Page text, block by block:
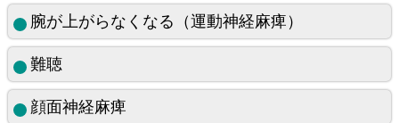
腕が上がらなくなる（運動神経麻痺）
難聴
顔面神経麻痺